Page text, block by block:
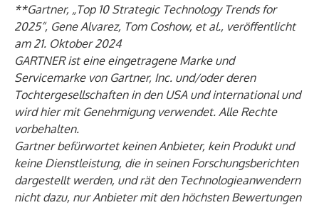
**Gartner, „Top 10 Strategic Technology Trends for
2025“, Gene Alvarez, Tom Coshow, et al., veröffentlicht
am 21. Oktober 2024
GARTNER ist eine eingetragene Marke und
Servicemarke von Gartner, Inc. und/oder deren
Tochtergesellschaften in den USA und international und
wird hier mit Genehmigung verwendet. Alle Rechte
vorbehalten.
Gartner befürwortet keinen Anbieter, kein Produkt und
keine Dienstleistung, die in seinen Forschungsberichten
dargestellt werden, und rät den Technologieanwendern
nicht dazu, nur Anbieter mit den höchsten Bewertungen